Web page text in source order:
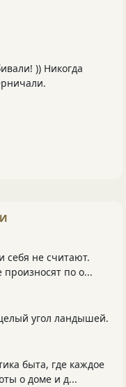
)) Никогда
себя не считают.
произносят по о...
угол ландышей.
быта, где каждое
о доме и д...